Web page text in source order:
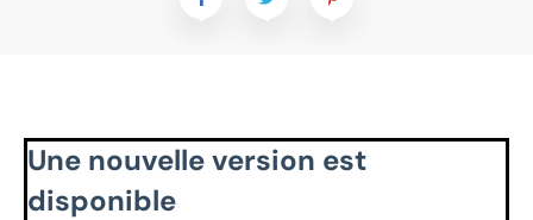
Une nouvelle version est
disponible